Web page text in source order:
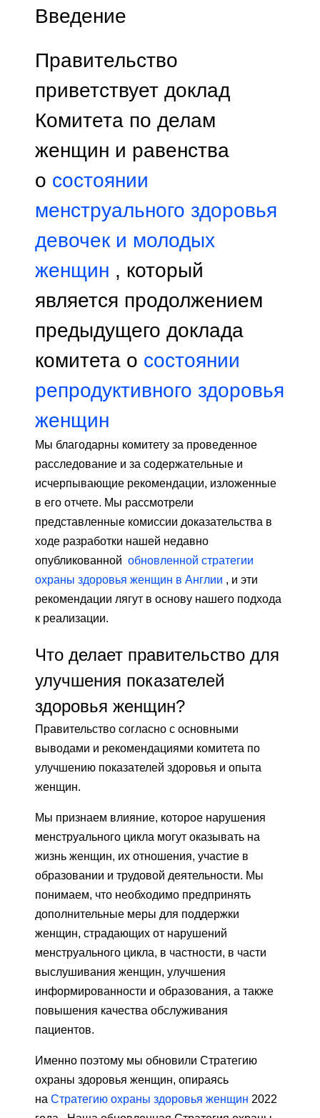
Введение
Правительство
приветствует доклад
Комитета по делам
женщин и равенства
о состоянии
менструального здоровья
девочек и молодых
женщин , который
является продолжением
предыдущего доклада
комитета о состоянии
репродуктивного здоровья
женщин
Мы благодарны комитету за проведенное
расследование и за содержательные и
исчерпывающие рекомендации, изложенные
в его отчете. Мы рассмотрели
представленные комиссии доказательства в
ходе разработки нашей недавно
опубликованной обновленной стратегии
охраны здоровья женщин в Англии , и эти
рекомендации лягут в основу нашего подхода
к реализации.
Что делает правительство для
улучшения показателей
здоровья женщин?
Правительство согласно с основными
выводами и рекомендациями комитета по
улучшению показателей здоровья и опыта
женщин.
Мы признаем влияние, которое нарушения
менструального цикла могут оказывать на
жизнь женщин, их отношения, участие в
образовании и трудовой деятельности. Мы
понимаем, что необходимо предпринять
дополнительные меры для поддержки
женщин, страдающих от нарушений
менструального цикла, в частности, в части
выслушивания женщин, улучшения
информированности и образования, а также
повышения качества обслуживания
пациентов.
Именно поэтому мы обновили Стратегию
охраны здоровья женщин, опираясь
на Стратегию охраны здоровья женщин 2022